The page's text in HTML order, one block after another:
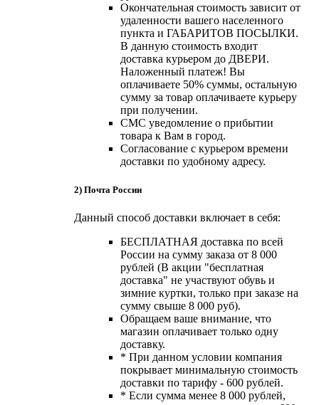
Окончательная стоимость зависит от
удаленности вашего населенного
пункта и ГАБАРИТОВ ПОСЫЛКИ.
В данную стоимость входит
доставка курьером до ДВЕРИ.
Наложенный платеж! Вы
оплачиваете 50% суммы, остальную
сумму за товар оплачиваете курьеру
при получении.
СМС уведомление о прибытии
товара к Вам в город.
Согласование с курьером времени
доставки по удобному адресу.
2) Почта России
Данный способ доставки включает в себя:
БЕСПЛАТНАЯ доставка по всей
России на сумму заказа от 8 000
рублей (В акции "бесплатная
доставка" не участвуют обувь и
зимние куртки, только при заказе на
сумму свыше 8 000 руб).
Обращаем ваше внимание, что
магазин оплачивает только одну
доставку.
* При данном условии компания
покрывает минимальную стоимость
доставки по тарифу - 600 рублей.
* Если сумма менее 8 000 рублей,